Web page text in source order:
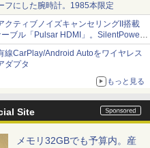
フにした腕時計。1985本限定
クティブノイズキャンセリングII搭載
ーブル「Pulsar HDMI」。SilentPower
線CarPlay/Android Autoをワイヤレス
ダプタ
もっと見る
Site
メモリ32GBでも予算内。産